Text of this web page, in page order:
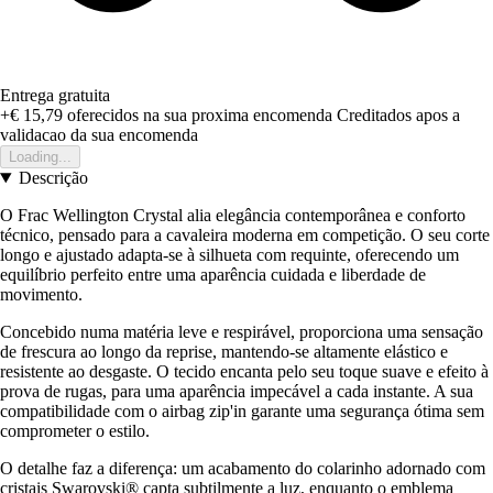
Entrega gratuita
+€ 15,79 oferecidos na sua proxima encomenda Creditados apos a
validacao da sua encomenda
Loading...
Descrição
O Frac Wellington Crystal alia elegância contemporânea e conforto
técnico, pensado para a cavaleira moderna em competição. O seu corte
longo e ajustado adapta-se à silhueta com requinte, oferecendo um
equilíbrio perfeito entre uma aparência cuidada e liberdade de
movimento.
Concebido numa matéria leve e respirável, proporciona uma sensação
de frescura ao longo da reprise, mantendo-se altamente elástico e
resistente ao desgaste. O tecido encanta pelo seu toque suave e efeito à
prova de rugas, para uma aparência impecável a cada instante. A sua
compatibilidade com o airbag zip'in garante uma segurança ótima sem
comprometer o estilo.
O detalhe faz a diferença: um acabamento do colarinho adornado com
cristais Swarovski® capta subtilmente a luz, enquanto o emblema